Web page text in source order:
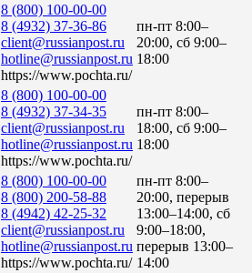
8 (800) 100-00-00
8 (4932) 37-36-86
client@russianpost.ru
hotline@russianpost.ru
https://www.pochta.ru/
пн-пт 8:00–
20:00, сб 9:00–
18:00
8 (800) 100-00-00
8 (4932) 37-34-35
client@russianpost.ru
hotline@russianpost.ru
https://www.pochta.ru/
пн-пт 8:00–
18:00, сб 9:00–
18:00
8 (800) 100-00-00
8 (800) 200-58-88
8 (4942) 42-25-32
client@russianpost.ru
hotline@russianpost.ru
https://www.pochta.ru/
пн-пт 8:00–
20:00, перерыв
13:00–14:00, сб
9:00–18:00,
перерыв 13:00–
14:00